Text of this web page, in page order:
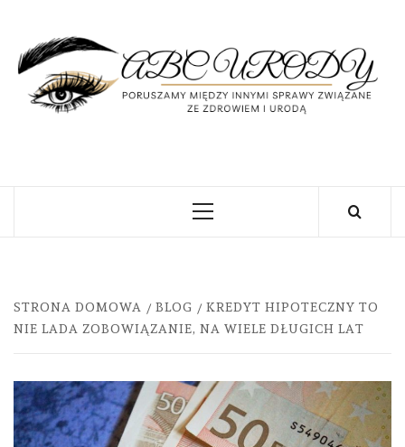
content
Primary
STRONA DOMOWA BLOG
KREDYT HIPOTECZNY TO
NIE LADA ZOBOWIĄZANIE, NA WIELE DŁUGICH LAT